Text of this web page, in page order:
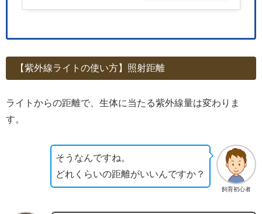
【紫外線ライトの使い方】照射距離
ライトからの距離で、生体に当たる紫外線量は変わりま
す。
飼育初心者
そうなんですね。
どれくらいの距離がいいんですか？